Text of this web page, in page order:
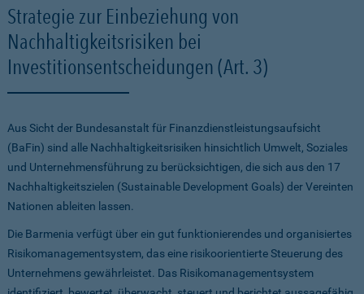
Strategie zur Einbeziehung von
Nachhaltigkeitsrisiken bei
Investitionsentscheidungen (Art. 3)
Aus Sicht der Bundesanstalt für Finanzdienstleistungsaufsicht
(BaFin) sind alle Nachhaltigkeitsrisiken hinsichtlich Umwelt, Soziales
und Unternehmensführung zu berücksichtigen, die sich aus den 17
Nachhaltigkeitszielen (Sustainable Development Goals) der Vereinten
Nationen ableiten lassen.
Die Barmenia verfügt über ein gut funktionierendes und organisiertes
Risikomanagementsystem, das eine risikoorientierte Steuerung des
Unternehmens gewährleistet. Das Risikomanagementsystem